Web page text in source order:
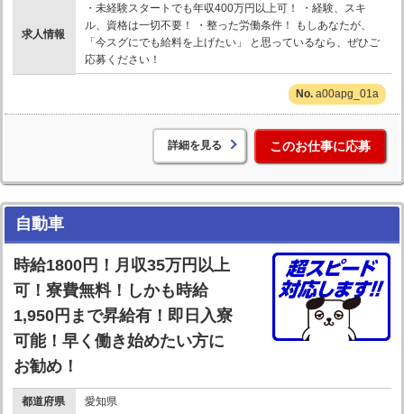
求人情報
・未経験スタートでも年収400万円以上可！ ・経験、スキ
ル、資格は一切不要！ ・整った労働条件！ もしあなたが、
「今スグにでも給料を上げたい」 と思っているなら、ぜひご
応募ください！
a00apg_01a
詳細を見る このお仕事に応募
自動車
時給1800円！月収35万円以上
可！寮費無料！しかも時給
1,950円まで昇給有！即日入寮
可能！早く働き始めたい方に
お勧め！
都道府県 愛知県